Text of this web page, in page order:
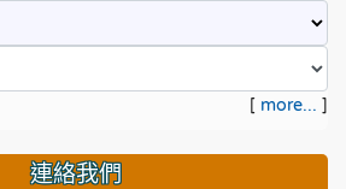
[ more... ]
連絡我們